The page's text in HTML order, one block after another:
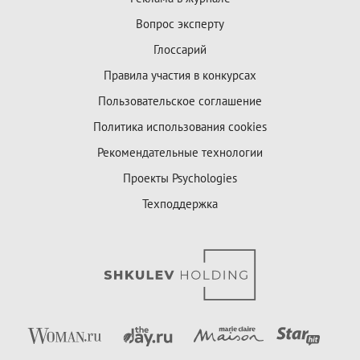
Вопрос эксперту
Глоссарий
Правила участия в конкурсах
Пользовательское соглашение
Политика использования cookies
Рекомендательные технологии
Проекты Psychologies
Техподдержка